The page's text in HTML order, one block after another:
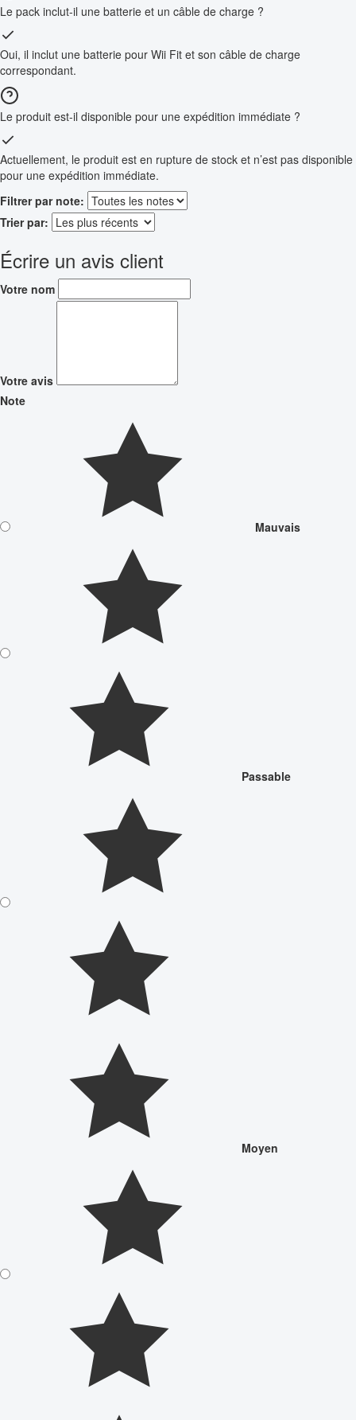
Le pack inclut-il une batterie et un câble de charge ?
Oui, il inclut une batterie pour Wii Fit et son câble de charge
correspondant.
Le produit est-il disponible pour une expédition immédiate ?
Actuellement, le produit est en rupture de stock et n’est pas disponible
pour une expédition immédiate.
Filtrer par note:
Trier par:
Écrire un avis client
Votre nom
Votre avis
Note
Mauvais
Passable
Moyen